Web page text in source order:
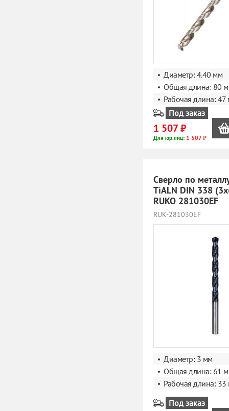
Диаметр: 4.40 мм
Общая длина: 80
Рабочая длина: 47
Под заказ
1 507 ₽
Для юр.лиц: 1 507 ₽
Сверло по
TiALN DIN 338
RUKO 281030EF
RUK-281030EF
Диаметр: 3 мм
Общая длина: 61
Рабочая длина:
Под заказ